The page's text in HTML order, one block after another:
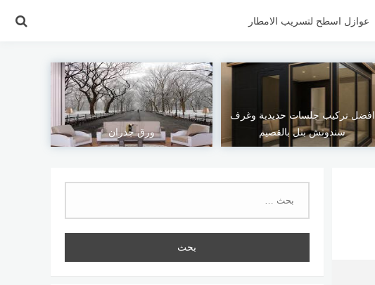
عوازل اسطح لتسريب الامطار
افضل تركيب جلسات حديدية وغرف
سندوتش بنل بالقصيم
ورق جدران